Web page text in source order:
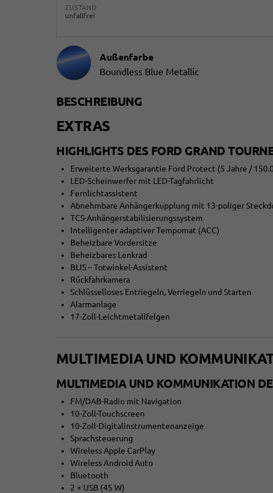
ZUSTAND
unfallfrei
Außenfarbe
Boundless Blue Metallic
BESCHREIBUNG
EXTRAS
HIGHLIGHTS DES FORD GRAND
Erweiterte Werksgarantie Ford Protect (5 Jahre /
LED-Scheinwerfer mit LED-Tagfahrlicht
Fernlichtassistent
Abnehmbare Anhängerkupplung mit 13-poliger
TCS-Anhängerstabilisierungssystem
Intelligenter adaptiver Tempomat (ACC)
Beheizbare Vordersitze
Beheizbares Lenkrad
BLIS – Totwinkel-Assistent
Rückfahrkamera
Schlüsselloses Entriegeln, Verriegeln und Starten
Alarmanlage
17-Zoll-Leichtmetallfelgen
MULTIMEDIA UND
MULTIMEDIA UND KOMMUNIKATION
FM/DAB-Radio mit Navigation
10-Zoll-Touchscreen
10-Zoll-Digitalinstrumentenanzeige
Sprachsteuerung
Wireless Apple CarPlay
Wireless Android Auto
Bluetooth
2 × USB (45 W)